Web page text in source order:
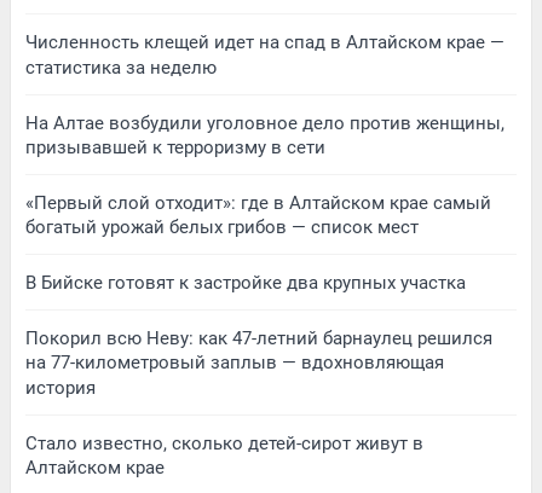
Численность клещей идет на спад в Алтайском крае —
статистика за неделю
На Алтае возбудили уголовное дело против женщины,
призывавшей к терроризму в сети
«Первый слой отходит»: где в Алтайском крае самый
богатый урожай белых грибов — список мест
В Бийске готовят к застройке два крупных участка
Покорил всю Неву: как 47-летний барнаулец решился
на 77-километровый заплыв — вдохновляющая
история
Стало известно, сколько детей-сирот живут в
Алтайском крае